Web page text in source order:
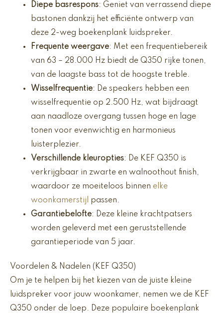
Diepe basrespons: Geniet van verrassend diepe
bastonen dankzij het efficiënte ontwerp van
deze 2-weg boekenplank luidspreker.
Frequente weergave: Met een frequentiebereik
van 63 – 28.000 Hz biedt de Q350 rijke tonen,
van de laagste bass tot de hoogste treble.
Wisselfrequentie: De speakers hebben een
wisselfrequentie op 2.500 Hz, wat bijdraagt
aan naadloze overgang tussen hoge en lage
tonen voor evenwichtig en harmonieus
luisterplezier.
Verschillende kleuropties: De KEF Q350 is
verkrijgbaar in zwarte en walnoothout finish,
waardoor ze moeiteloos binnen elke
woonkamerstijl
passen.
Garantiebelofte: Deze kleine krachtpatsers
worden geleverd met een geruststellende
garantieperiode van 5 jaar.
Voordelen & Nadelen (KEF Q350)
Om je te helpen bij het kiezen van de juiste kleine
luidspreker voor jouw woonkamer, nemen we de KEF
Q350 onder de loep. Deze populaire boekenplank